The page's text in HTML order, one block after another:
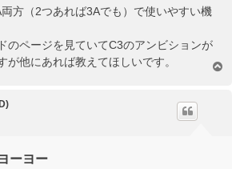
方（2つあれば3Aでも）で使いやすい機
のページを見ていてC3のアンビションが
が他にあれば教えてほしいです。
ーヨー